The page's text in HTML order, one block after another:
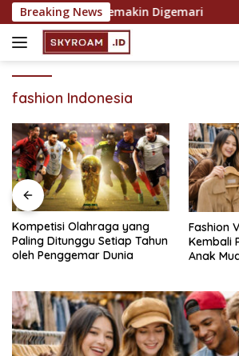
Skip
to
content
Breaking News
yang Semakin Digemari
fashion Indonesia
Kompetisi Olahraga yang
Paling Ditunggu Setiap Tahun
oleh Penggemar Dunia
Fashion
Kembali
Anak